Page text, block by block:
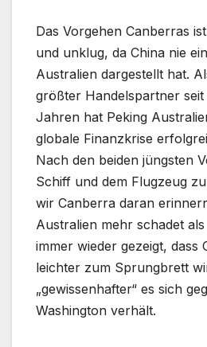
Das Vorgehen Canberras
und unklug, da China nie
Australien dargestellt hat.
größter Handelspartner
Jahren hat Peking
globale Finanzkrise
Nach den beiden jüngsten
Schiff und dem Flugzeug
wir Canberra daran
Australien mehr schadet
immer wieder gezeigt, dass
leichter zum Sprungbrett
„gewissenhafter“ es sich
Washington verhält.